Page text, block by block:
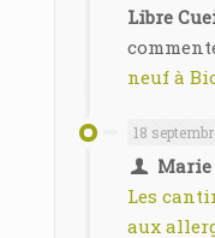
Libre
neuf à
18
Marie
Les
aux